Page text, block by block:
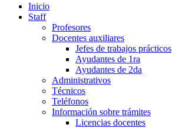
Inicio
Staff
Profesores
Docentes auxiliares
Jefes de trabajos prácticos
Ayudantes de 1ra
Ayudantes de 2da
Administrativos
Técnicos
Teléfonos
Información sobre trámites
Licencias docentes